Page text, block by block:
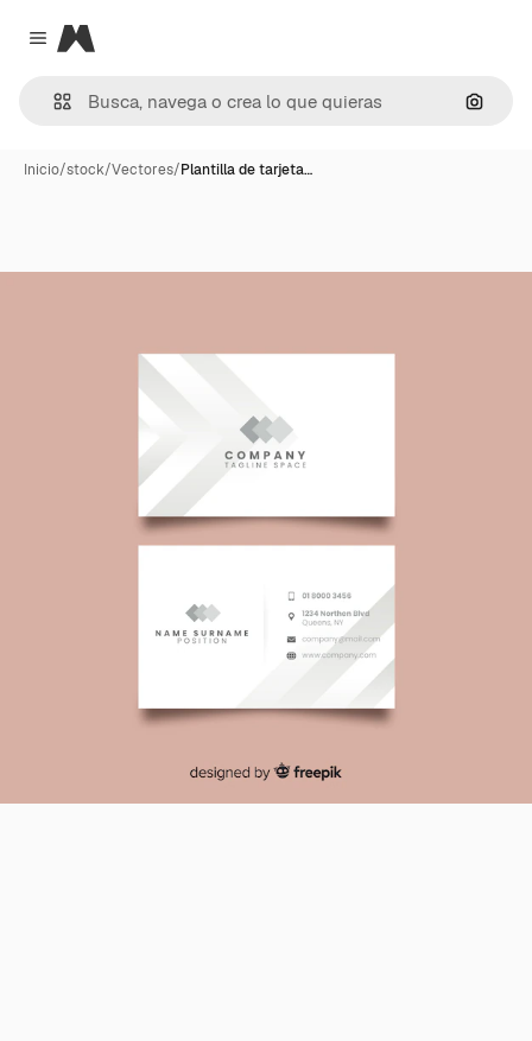
Close menu
Magnific
Inicio/stock/Vectores/Plantilla de tarjeta…